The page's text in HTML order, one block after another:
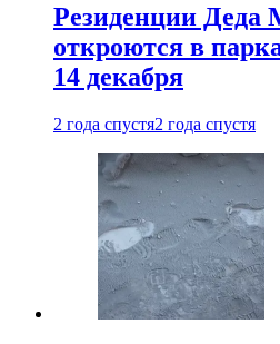
Резиденции Деда
откроются в
14 декабря
2 года спустя2 года спустя